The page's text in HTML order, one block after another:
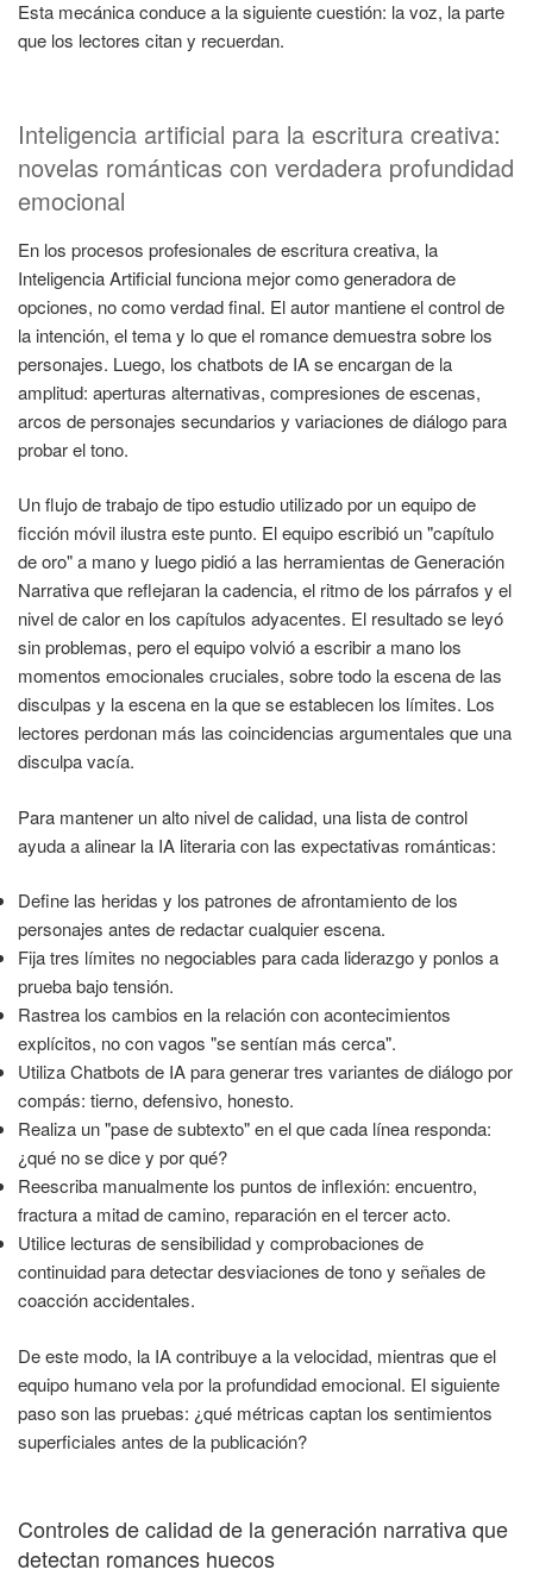
Esta mecánica conduce a la siguiente cuestión: la voz, la parte
que los lectores citan y recuerdan.
Inteligencia artificial para la escritura creativa:
novelas románticas con verdadera profundidad
emocional
En los procesos profesionales de escritura creativa, la
Inteligencia Artificial funciona mejor como generadora de
opciones, no como verdad final. El autor mantiene el control de
la intención, el tema y lo que el romance demuestra sobre los
personajes. Luego, los chatbots de IA se encargan de la
amplitud: aperturas alternativas, compresiones de escenas,
arcos de personajes secundarios y variaciones de diálogo para
probar el tono.
Un flujo de trabajo de tipo estudio utilizado por un equipo de
ficción móvil ilustra este punto. El equipo escribió un "capítulo
de oro" a mano y luego pidió a las herramientas de Generación
Narrativa que reflejaran la cadencia, el ritmo de los párrafos y el
nivel de calor en los capítulos adyacentes. El resultado se leyó
sin problemas, pero el equipo volvió a escribir a mano los
momentos emocionales cruciales, sobre todo la escena de las
disculpas y la escena en la que se establecen los límites. Los
lectores perdonan más las coincidencias argumentales que una
disculpa vacía.
Para mantener un alto nivel de calidad, una lista de control
ayuda a alinear la IA literaria con las expectativas románticas:
Define las heridas y los patrones de afrontamiento de los
personajes antes de redactar cualquier escena.
Fija tres límites no negociables para cada liderazgo y ponlos a
prueba bajo tensión.
Rastrea los cambios en la relación con acontecimientos
explícitos, no con vagos "se sentían más cerca".
Utiliza Chatbots de IA para generar tres variantes de diálogo por
compás: tierno, defensivo, honesto.
Realiza un "pase de subtexto" en el que cada línea responda:
¿qué no se dice y por qué?
Reescriba manualmente los puntos de inflexión: encuentro,
fractura a mitad de camino, reparación en el tercer acto.
Utilice lecturas de sensibilidad y comprobaciones de
continuidad para detectar desviaciones de tono y señales de
coacción accidentales.
De este modo, la IA contribuye a la velocidad, mientras que el
equipo humano vela por la profundidad emocional. El siguiente
paso son las pruebas: ¿qué métricas captan los sentimientos
superficiales antes de la publicación?
Controles de calidad de la generación narrativa que
detectan romances huecos